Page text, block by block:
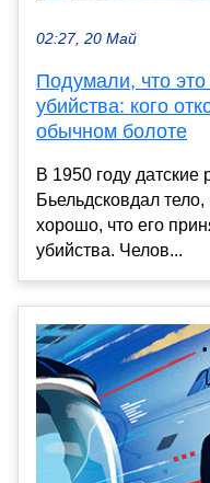
02:27, 20 Май
Подумали, что
убийства: кого
обычном болоте
В 1950 году
Бьельдсковдал
хорошо, что его
убийства. Челов...